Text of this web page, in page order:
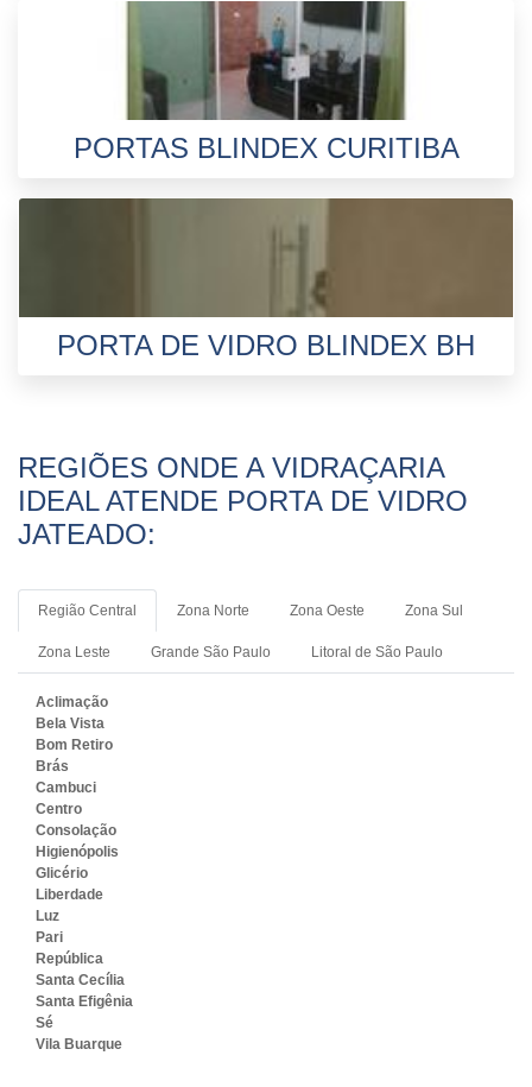
PORTAS BLINDEX CURITIBA
PORTA DE VIDRO BLINDEX BH
REGIÕES ONDE A VIDRAÇARIA
IDEAL ATENDE PORTA DE VIDRO
JATEADO:
Região Central Zona Norte Zona Oeste Zona Sul
Zona Leste Grande São Paulo Litoral de São Paulo
Aclimação
Bela Vista
Bom Retiro
Brás
Cambuci
Centro
Consolação
Higienópolis
Glicério
Liberdade
Luz
Pari
República
Santa Cecília
Santa Efigênia
Sé
Vila Buarque